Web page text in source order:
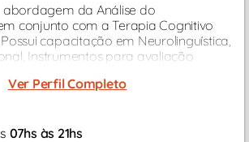
da Análise do
conjunto com a Terapia Cognitivo
capacitação em Neurolinguística,
Instrumentos para avaliação
Ver Perfil Completo
07hs às 21hs